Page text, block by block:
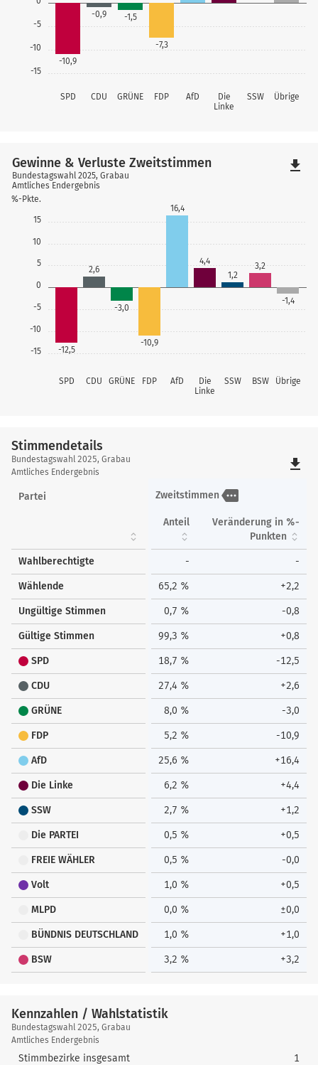
-15
-10
-5
SPD CDU GRÜNE FDP AfD
Die
Linke
SSW Übrige
-10,9
-0,9 -1,5
-7,3
-15
-10
-5
0
5
10
15
%-Pkte.
SPD CDU GRÜNE FDP AfD
Die
Linke
SSW BSW Übrige
-12,5
2,6
-3,0
-10,9
16,4
4,4
1,2
3,2
-1,4
Gewinne & Verluste Zweitstimmen
Bundestagswahl 2025, Grabau
Amtliches Endergebnis
file_download
Stimmendetails
Stimmendetails
Bundestagswahl 2025, Grabau
Amtliches Endergebnis
file_download
Partei Zweitstimmen more
Anteil
Veränderung in %-
Punkten
Wahlberechtigte - -
Wählende 65,2 % +2,2
Ungültige Stimmen 0,7 % -0,8
Gültige Stimmen 99,3 % +0,8
SPD 18,7 % -12,5
CDU 27,4 % +2,6
GRÜNE 8,0 % -3,0
FDP 5,2 % -10,9
AfD 25,6 % +16,4
Die Linke 6,2 % +4,4
SSW 2,7 % +1,2
Die PARTEI 0,5 % +0,5
FREIE WÄHLER 0,5 % -0,0
Volt 1,0 % +0,5
MLPD 0,0 % ±0,0
BÜNDNIS DEUTSCHLAND 1,0 % +1,0
BSW 3,2 % +3,2
Kennzahlen / Wahlstatistik
Kennzahlen
/
Wahlstatistik
Bundestagswahl 2025, Grabau
Amtliches Endergebnis
Stimmbezirke insgesamt 1